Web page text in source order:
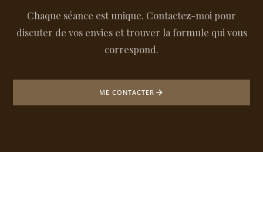
Chaque séance est unique. Contactez-moi pour
discuter de vos envies et trouver la formule qui vous
correspond.
ME CONTACTER